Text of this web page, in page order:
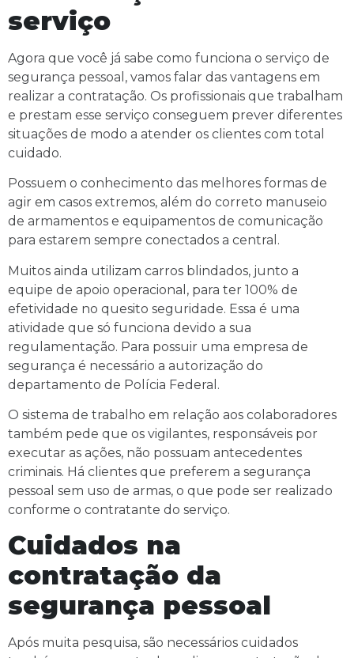
serviço
Agora que você já sabe como funciona o serviço de
segurança pessoal, vamos falar das vantagens em
realizar a contratação. Os profissionais que trabalham
e prestam esse serviço conseguem prever diferentes
situações de modo a atender os clientes com total
cuidado.
Possuem o conhecimento das melhores formas de
agir em casos extremos, além do correto manuseio
de armamentos e equipamentos de comunicação
para estarem sempre conectados a central.
Muitos ainda utilizam carros blindados, junto a
equipe de apoio operacional, para ter 100% de
efetividade no quesito seguridade. Essa é uma
atividade que só funciona devido a sua
regulamentação. Para possuir uma empresa de
segurança é necessário a autorização do
departamento de Polícia Federal.
O sistema de trabalho em relação aos colaboradores
também pede que os vigilantes, responsáveis por
executar as ações, não possuam antecedentes
criminais. Há clientes que preferem a segurança
pessoal sem uso de armas, o que pode ser realizado
conforme o contratante do serviço.
Cuidados na
contratação da
segurança pessoal
Após muita pesquisa, são necessários cuidados